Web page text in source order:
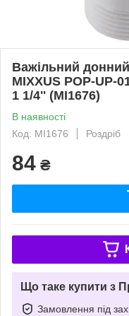
Важільний
MIXXUS POP-UP-
1 1/4'' (MI1676)
В наявності
Код: MI1676
Роздріб
84 ₴
Що таке купити з
Замовлення під